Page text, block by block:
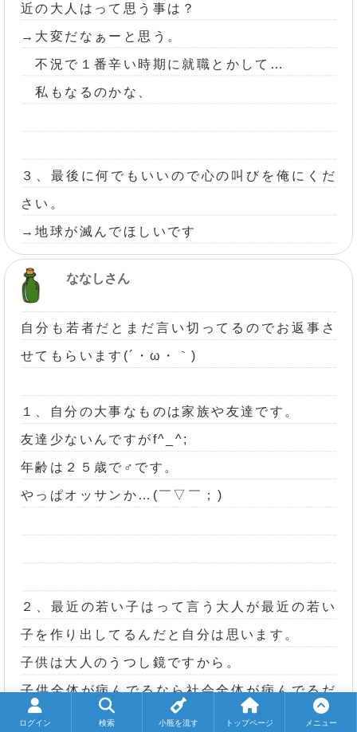
近の大人はって思う事は？
→大変だなぁーと思う。
不況で１番辛い時期に就職とかして…
私もなるのかな、
３、最後に何でもいいので心の叫びを俺にくだ
さい。
→地球が滅んでほしいです
ななしさん
自分も若者だとまだ言い切ってるのでお返事さ
せてもらいます(´・ω・｀)
１、自分の大事なものは家族や友達です。
友達少ないんですがf^_^;
年齢は２５歳で♂です。
やっぱオッサンか…(￣▽￣；)
２、最近の若い子はって言う大人が最近の若い
子を作り出してるんだと自分は思います。
子供は大人のうつし鏡ですから。
子供全体が病んでるなら社会全体が病んでるだ
と思います。
ログイン 検索 小瓶を流す トップページ メニュー